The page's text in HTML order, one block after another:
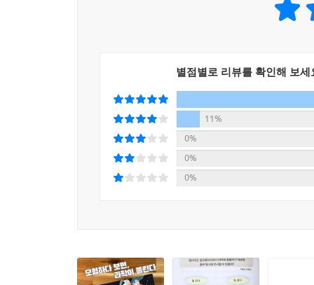
정리되어 있어 재미와 학습 효과를 한층 높인다.
세상을 구하는 다정한 용기
인공지능 도시 ‘네오 시티’는 꼬리가 아홉 개 달
민낯을 드러낸다. 이는 많은 이들이 객관적이라
순간, 과거에 도움을 받았던 시민들이 고미호를
집어삼키려는 불개의 기운이 짙어지는 위기 속
어린이 독자들은 고미호의 여정 속에서 타인을
별점별로 리뷰를 확인해 보세
11%
0%
0%
0%